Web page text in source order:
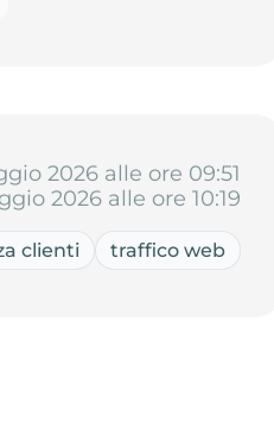
2026 alle ore 09:51
2026 alle ore 10:19
clienti traffico web